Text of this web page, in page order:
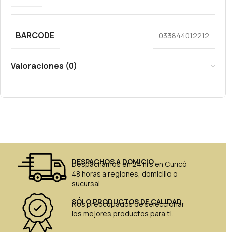
BARCODE 033844012212
Valoraciones (0)
DESPACHOS A DOMICIO
Despachamos en 24 hrs en Curicó
48 horas a regiones, domicilio o
sucursal
SÓLO PRODUCTOS DE CALIDAD
Nos preocupados de seleccionar
los mejores productos para ti.